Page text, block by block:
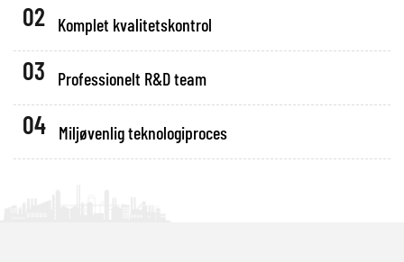
02 Komplet kvalitetskontrol
03 Professionelt R&D team
04 Miljøvenlig teknologiproces